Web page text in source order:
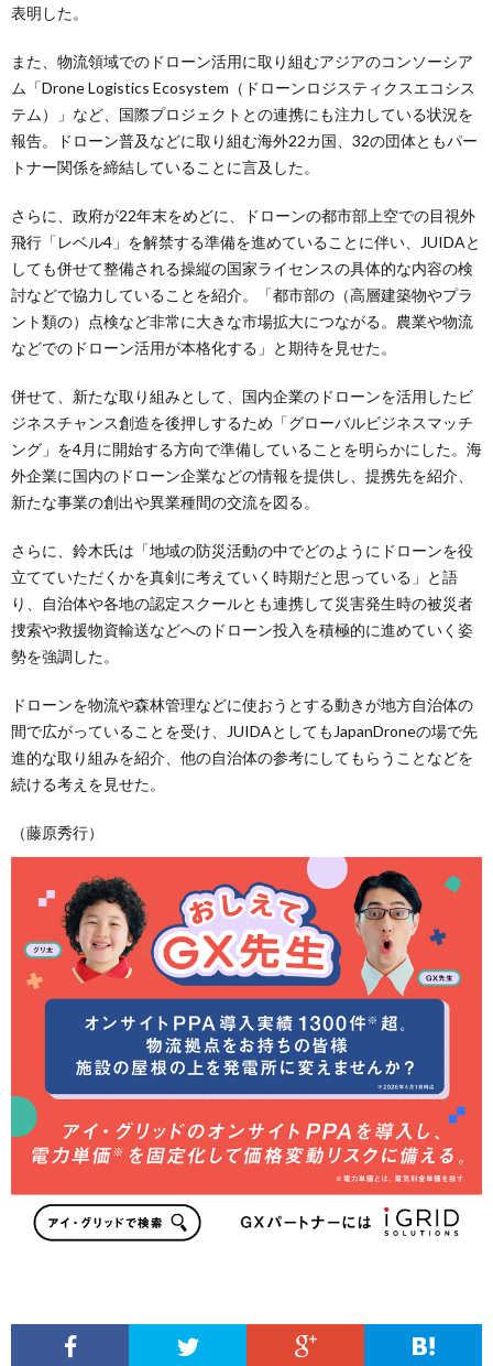
表明した。
また、物流領域でのドローン活用に取り組むアジアのコンソーシア
ム「Drone Logistics Ecosystem（ドローンロジスティクスエコシス
テム）」など、国際プロジェクトとの連携にも注力している状況を
報告。ドローン普及などに取り組む海外22カ国、32の団体ともパー
トナー関係を締結していることに言及した。
さらに、政府が22年末をめどに、ドローンの都市部上空での目視外
飛行「レベル4」を解禁する準備を進めていることに伴い、JUIDAと
しても併せて整備される操縦の国家ライセンスの具体的な内容の検
討などで協力していることを紹介。「都市部の（高層建築物やプラ
ント類の）点検など非常に大きな市場拡大につながる。農業や物流
などでのドローン活用が本格化する」と期待を見せた。
併せて、新たな取り組みとして、国内企業のドローンを活用したビ
ジネスチャンス創造を後押しするため「グローバルビジネスマッチ
ング」を4月に開始する方向で準備していることを明らかにした。海
外企業に国内のドローン企業などの情報を提供し、提携先を紹介、
新たな事業の創出や異業種間の交流を図る。
さらに、鈴木氏は「地域の防災活動の中でどのようにドローンを役
立てていただくかを真剣に考えていく時期だと思っている」と語
り、自治体や各地の認定スクールとも連携して災害発生時の被災者
捜索や救援物資輸送などへのドローン投入を積極的に進めていく姿
勢を強調した。
ドローンを物流や森林管理などに使おうとする動きが地方自治体の
間で広がっていることを受け、JUIDAとしてもJapanDroneの場で先
進的な取り組みを紹介、他の自治体の参考にしてもらうことなどを
続ける考えを見せた。
（藤原秀行）